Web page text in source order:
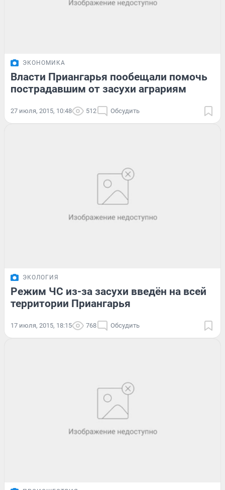
ЭКОНОМИКА
Власти Приангарья пообещали помочь
пострадавшим от засухи аграриям
27 июля, 2015, 10:48 512 Обсудить
ЭКОЛОГИЯ
Режим ЧС из-за засухи введён на всей
территории Приангарья
17 июля, 2015, 18:15 768 Обсудить